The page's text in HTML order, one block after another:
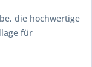
die hochwertige
für